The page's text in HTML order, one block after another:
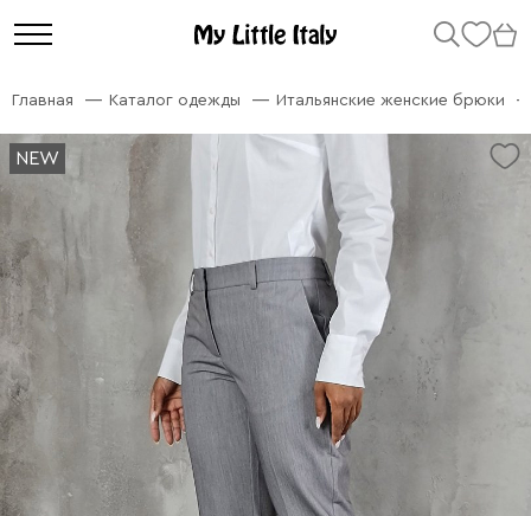
Главная Каталог одежды Итальянские женские брюки
NEW
NEW